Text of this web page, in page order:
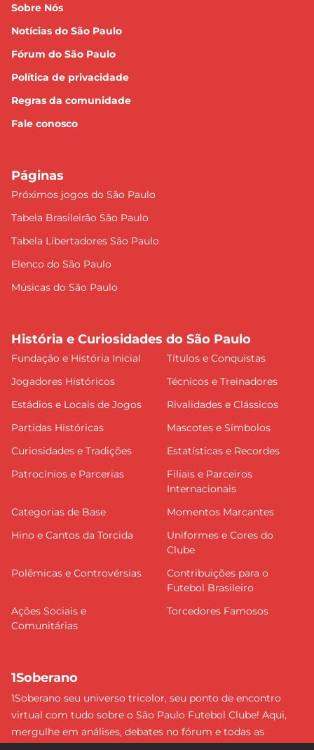
Sobre Nós
Notícias do São Paulo
Fórum do São Paulo
Política de privacidade
Regras da comunidade
Fale conosco
Páginas
Próximos jogos do São Paulo
Tabela Brasileirão São Paulo
Tabela Libertadores São Paulo
Elenco do São Paulo
Músicas do São Paulo
História e Curiosidades do São Paulo
Fundação e História Inicial
Títulos e Conquistas
Jogadores Históricos
Técnicos e Treinadores
Estádios e Locais de Jogos
Rivalidades e Clássicos
Partidas Históricas
Mascotes e Símbolos
Curiosidades e Tradições
Estatísticas e Recordes
Patrocínios e Parcerias
Filiais e Parceiros
Internacionais
Categorias de Base
Momentos Marcantes
Hino e Cantos da Torcida
Uniformes e Cores do
Clube
Polêmicas e Controvérsias
Contribuições para o
Futebol Brasileiro
Ações Sociais e
Comunitárias
Torcedores Famosos
1Soberano
1Soberano seu universo tricolor, seu ponto de encontro
virtual com tudo sobre o São Paulo Futebol Clube! Aqui,
mergulhe em análises, debates no fórum e todas as